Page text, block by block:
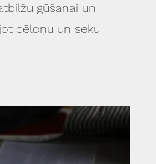
gūšanai un
cēloņu un seku